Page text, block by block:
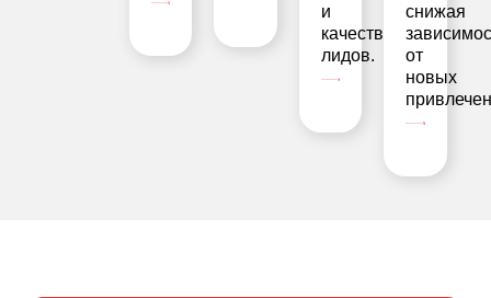
и
качество
лидов.
снижая
от
новых